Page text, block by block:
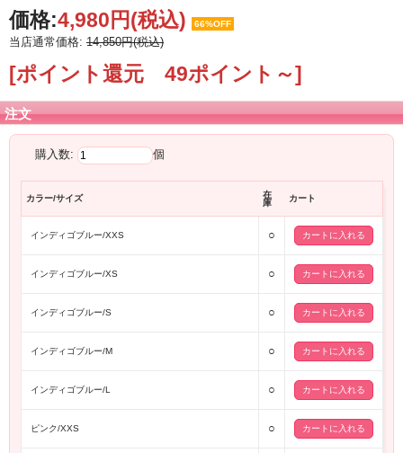
価格:4,980円(税込) 66%OFF
当店通常価格: 14,850円(税込)
[ポイント還元 49ポイント～]
注文
購入数: 個
カラー/サイズ
在
庫
カート
インディゴブルー/XXS ○
インディゴブルー/XS ○
インディゴブルー/S ○
インディゴブルー/M ○
インディゴブルー/L ○
ピンク/XXS ○